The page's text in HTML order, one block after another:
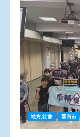
地方.社會 臺南市